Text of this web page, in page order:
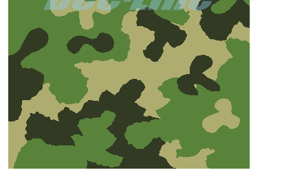
Halloween
Håndværk
Haven
Huse, bygninger
Jagt
Kærlighed, bryllup
Kommunikation, nyhedsformidling
Køretøjer
Lov, orden